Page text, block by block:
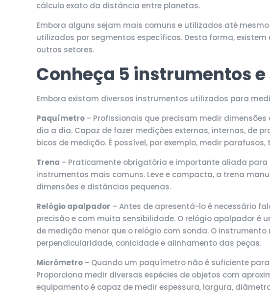
cálculo exato da distância entre planetas.
Embora alguns sejam mais comuns e utilizados até
utilizados por segmentos específicos. Desta forma,
outros setores.
Conheça 5 instrumentos
Embora existam diversos instrumentos utilizados para
Paquímetro– Profissionais que precisam medir
dia a dia. Capaz de fazer medições externas, internas, de
bicos de medição. É possível, por exemplo, medir
Trena – Praticamente obrigatória e importante aliada
instrumentos mais comuns. Leve e compacta, a trena
dimensões e distâncias pequenas.
Relógio apalpador – Antes de apresentá-lo é necessário
precisão e com muita sensibilidade. O relógio apalpador é
de medição menor que o relógio com sonda. O
perpendicularidade, conicidade e alinhamento das peças.
Micrômetro– Quando um paquímetro não é suficiente
Proporciona medir diversas espécies de objetos com
equipamento é capaz de medir espessura, largura,